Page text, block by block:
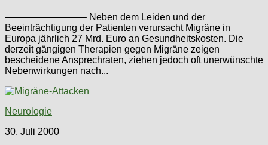
————————– Neben dem Leiden und der
Beeinträchtigung der Patienten verursacht Migräne in
Europa jährlich 27 Mrd. Euro an Gesundheitskosten. Die
derzeit gängigen Therapien gegen Migräne zeigen
bescheidene Ansprechraten, ziehen jedoch oft unerwünschte
Nebenwirkungen nach...
Neurologie
30. Juli 2000